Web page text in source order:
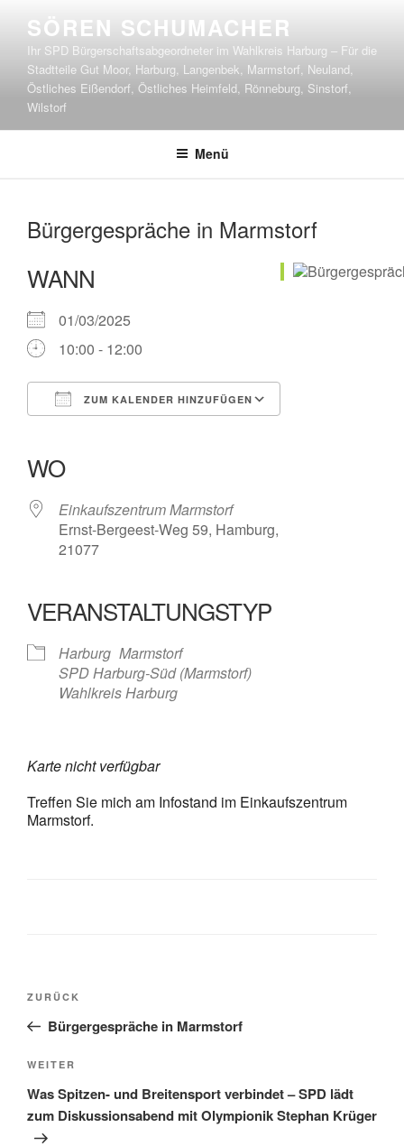
Inhalt
springen
SÖREN SCHUMACHER
Ihr SPD Bürgerschaftsabgeordneter im Wahlkreis Harburg – Für die
Stadtteile Gut Moor, Harburg, Langenbek, Marmstorf, Neuland,
Östliches Eißendorf, Östliches Heimfeld, Rönneburg, Sinstorf,
Wilstorf
Menü
Bürgergespräche in Marmstorf
WANN
01/03/2025
10:00 - 12:00
ZUM KALENDER HINZUFÜGEN
WO
Einkaufszentrum Marmstorf
Ernst-Bergeest-Weg 59, Hamburg,
21077
VERANSTALTUNGSTYP
Harburg Marmstorf
SPD Harburg-Süd (Marmstorf)
Wahlkreis Harburg
Karte nicht verfügbar
Treffen Sie mich am Infostand im Einkaufszentrum
Marmstorf.
Beitragsnavigation
Vorheriger
Beitrag
ZURÜCK
Bürgergespräche in Marmstorf
Nächster
Beitrag
WEITER
Was Spitzen- und Breitensport verbindet – SPD lädt
zum Diskussionsabend mit Olympionik Stephan Krüger